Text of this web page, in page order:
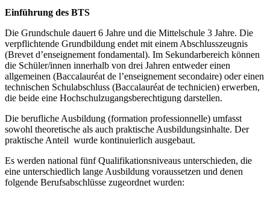
Einführung des BTS
Die Grundschule dauert 6 Jahre und die Mittelschule 3 Jahre. Die
verpflichtende Grundbildung endet mit einem Abschlusszeugnis
(Brevet d’enseignement fondamental). Im Sekundarbereich können
die Schüler/innen innerhalb von drei Jahren entweder einen
allgemeinen (Baccalauréat de l’enseignement secondaire) oder einen
technischen Schulabschluss (Baccalauréat de technicien) erwerben,
die beide eine Hochschulzugangsberechtigung darstellen.
Die berufliche Ausbildung (formation professionnelle) umfasst
sowohl theoretische als auch praktische Ausbildungsinhalte. Der
praktische Anteil wurde kontinuierlich ausgebaut.
Es werden national fünf Qualifikationsniveaus unterschieden, die
eine unterschiedlich lange Ausbildung voraussetzen und denen
folgende Berufsabschlüsse zugeordnet wurden: